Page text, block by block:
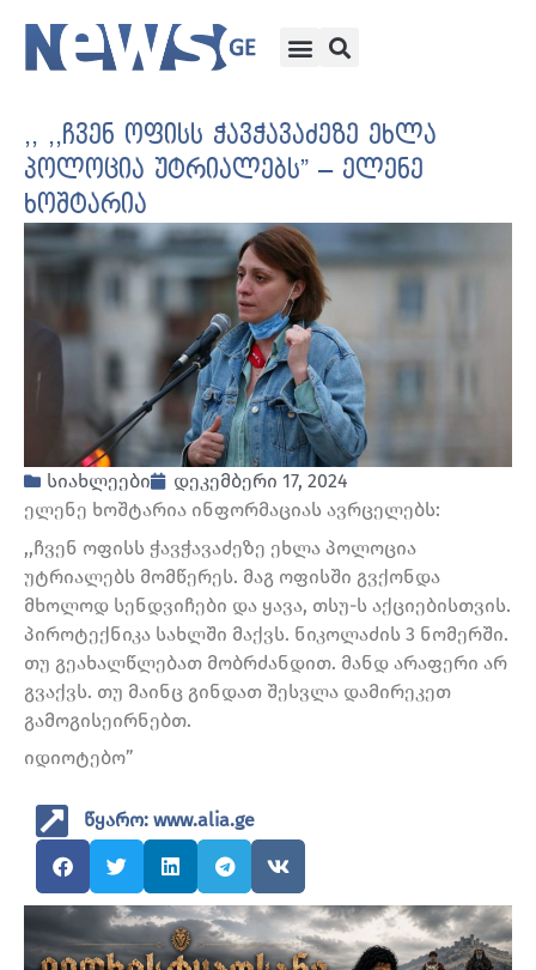
,, ,,ჩვენ ოფისს ჭავჭავაძეზე ეხლა
პოლოცია უტრიალებს” – ელენე
ხოშტარია
სიახლეები
დეკემბერი 17, 2024
ელენე ხოშტარია ინფორმაციას ავრცელებს:
,,ჩვენ ოფისს ჭავჭავაძეზე ეხლა პოლოცია
უტრიალებს მომწერეს. მაგ ოფისში გვქონდა
მხოლოდ სენდვიჩები და ყავა, თსუ-ს აქციებისთვის.
პიროტექნიკა სახლში მაქვს. ნიკოლაძის 3 ნომერში.
თუ გეახალწლებათ მობრძანდით. მანდ არაფერი არ
გვაქვს. თუ მაინც გინდათ შესვლა დამირეკეთ
გამოგისეირნებთ.
იდიოტებო”
წყარო: www.alia.ge